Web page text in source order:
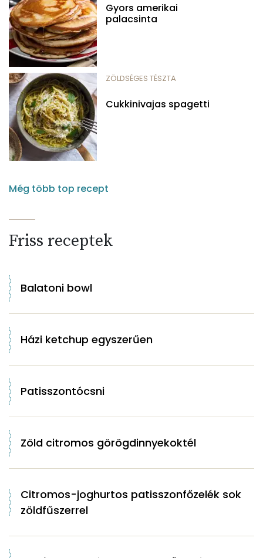
Gyors amerikai
palacsinta
ZÖLDSÉGES TÉSZTA
Cukkinivajas spagetti
Még több top recept
Friss receptek
Balatoni bowl
Házi ketchup egyszerűen
Patisszontócsni
Zöld citromos görögdinnyekoktél
Citromos-joghurtos patisszonfőzelék sok
zöldfűszerrel